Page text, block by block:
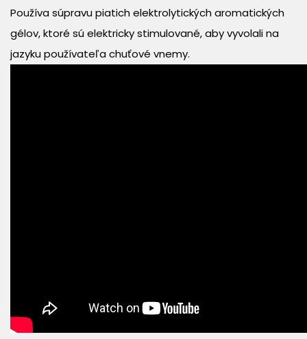
Používa súpravu piatich elektrolytických aromatických
gélov, ktoré sú elektricky stimulované, aby vyvolali na
jazyku používateľa chuťové vnemy.